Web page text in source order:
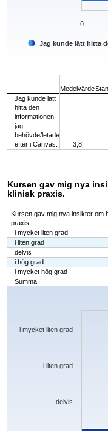
Jag kunde lätt hitta
0
Medelvärde
Jag kunde lätt
hitta den
informationen
jag
behövde/letade
efter i Canvas.
3,8
Kursen gav mig nya
klinisk praxis.
Kursen gav mig nya insikter om
praxis.
i mycket liten grad
i liten grad
delvis
i hög grad
i mycket hög grad
Summa
Chart
The chart has 1 X axis displaying
delvis
i liten grad
i mycket liten grad